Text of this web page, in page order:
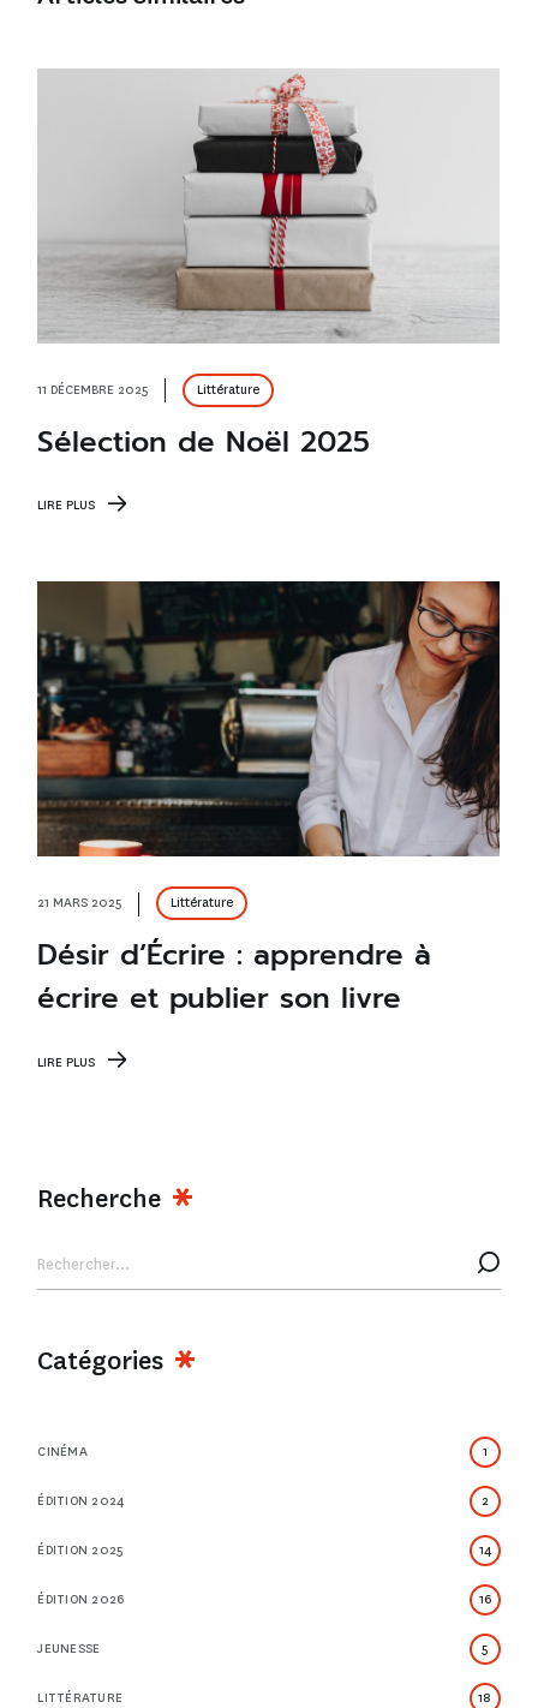
11 DÉCEMBRE 2025 Littérature
Sélection de Noël 2025
LIRE PLUS
21 MARS 2025 Littérature
Désir d’Écrire : apprendre à
écrire et publier son livre
LIRE PLUS
Recherche
Catégories
CINÉMA 1
ÉDITION 2024 2
ÉDITION 2025 14
ÉDITION 2026 16
JEUNESSE 5
LITTÉRATURE 18